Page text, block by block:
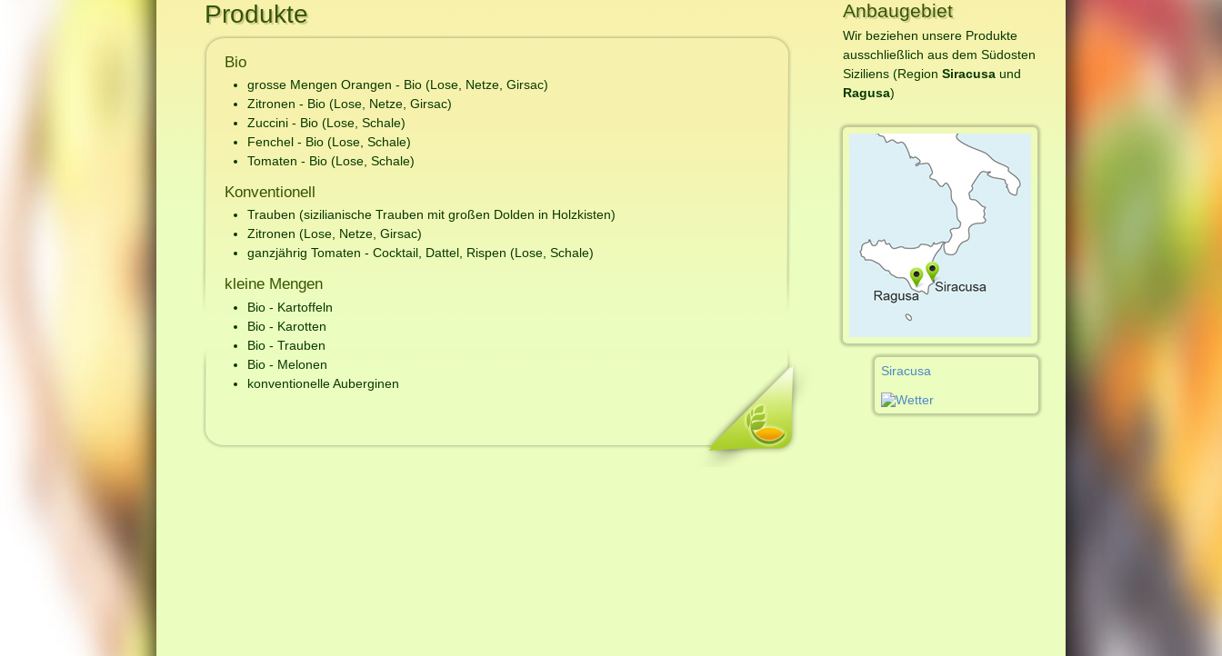
Produkte
Bio
grosse Mengen Orangen - Bio (Lose, Netze, Girsac)
Zitronen - Bio (Lose, Netze, Girsac)
Zuccini - Bio (Lose, Schale)
Fenchel - Bio (Lose, Schale)
Tomaten - Bio (Lose, Schale)
Konventionell
Trauben (sizilianische Trauben mit großen Dolden in Holzkisten)
Zitronen (Lose, Netze, Girsac)
ganzjährig Tomaten - Cocktail, Dattel, Rispen (Lose, Schale)
kleine Mengen
Bio - Kartoffeln
Bio - Karotten
Bio - Trauben
Bio - Melonen
konventionelle Auberginen
Anbaugebiet
Wir beziehen unsere Produkte
ausschließlich aus dem Südosten
Siziliens (Region Siracusa und
Ragusa)
Siracusa